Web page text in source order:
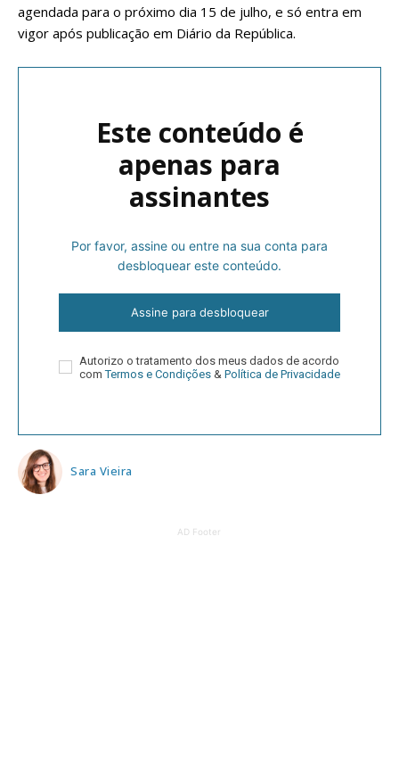
agendada para o próximo dia 15 de julho, e só entra em
vigor após publicação em Diário da República.
Este conteúdo é
apenas para
assinantes
Por favor, assine ou entre na sua conta para
desbloquear este conteúdo.
Assine para desbloquear
Autorizo o tratamento dos meus dados de acordo
comTermos e Condições & Política de Privacidade
Sara Vieira
AD Footer